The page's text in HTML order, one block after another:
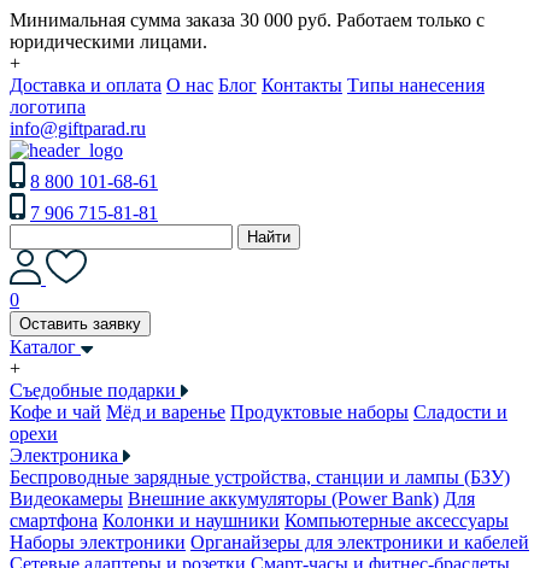
Минимальная сумма заказа 30 000 руб. Работаем только с
юридическими лицами.
+
Доставка и оплата О нас Блог Контакты Типы нанесения
логотипа
info@giftparad.ru
8 800 101-68-61
7 906 715-81-81
Найти
0
Оставить заявку
Каталог
+
Съедобные подарки
Кофе и чай Мёд и варенье Продуктовые наборы Сладости и
орехи
Электроника
Беспроводные зарядные устройства, станции и лампы (БЗУ)
Видеокамеры Внешние аккумуляторы (Power Bank) Для
смартфона Колонки и наушники Компьютерные аксессуары
Наборы электроники Органайзеры для электроники и кабелей
Сетевые адаптеры и розетки Смарт-часы и фитнес-браслеты